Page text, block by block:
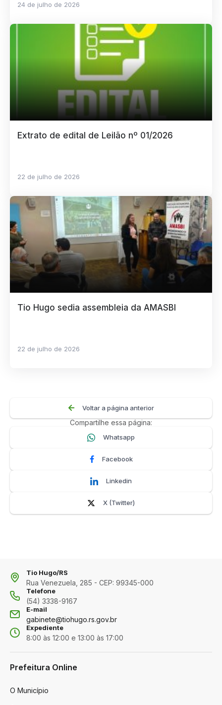
24 de julho de 2026
Extrato de edital de Leilão nº 01/2026
22 de julho de 2026
Tio Hugo sedia assembleia da AMASBI
22 de julho de 2026
Voltar a página anterior
Compartilhe essa página:
Whatsapp
Facebook
Linkedin
X (Twitter)
Tio Hugo/RS
Rua Venezuela, 285 - CEP: 99345-000
Telefone
(54) 3338-9167
E-mail
gabinete@tiohugo.rs.gov.br
Expediente
8:00 às 12:00 e 13:00 às 17:00
Prefeitura Online
O Município